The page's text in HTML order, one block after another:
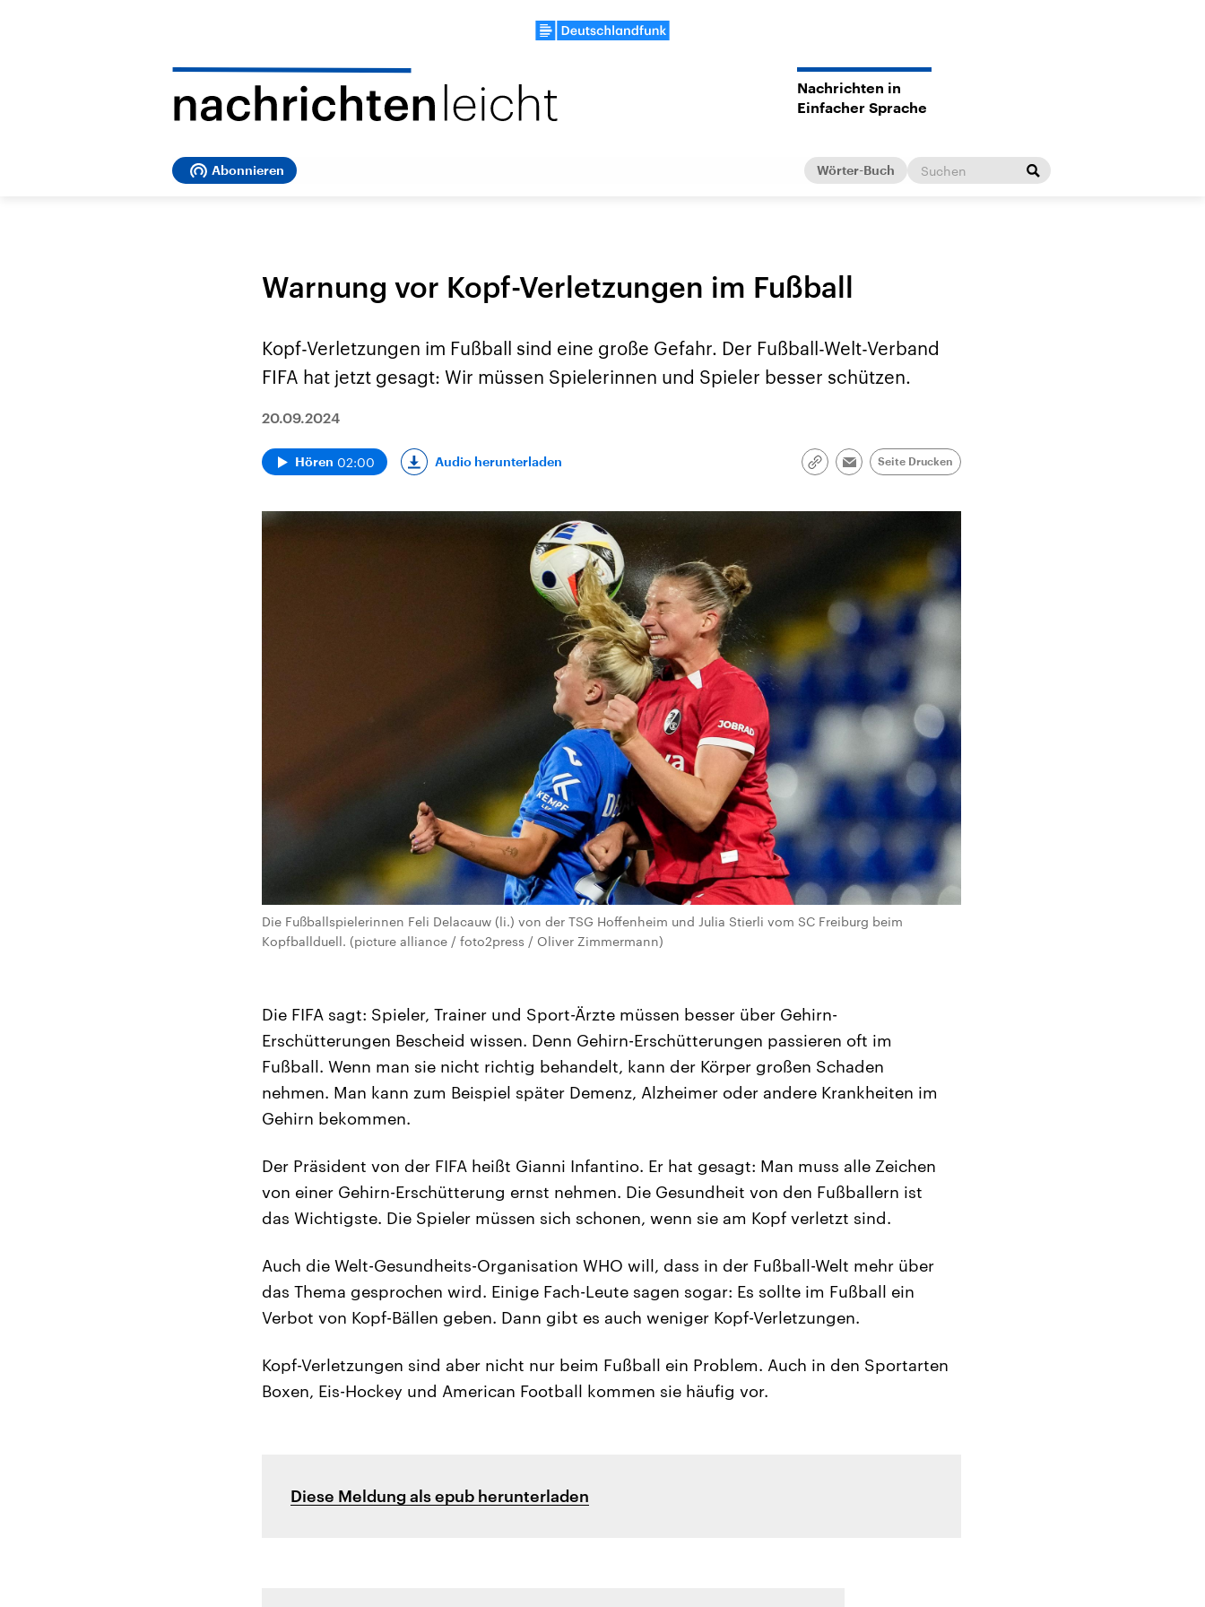
Nachrichten in
Einfacher Sprache
Abonnieren Wörter-Buch
Warnung vor Kopf-Verletzungen im Fußball
Kopf-Verletzungen im Fußball sind eine große Gefahr. Der Fußball-Welt-Verband
FIFA hat jetzt gesagt: Wir müssen Spielerinnen und Spieler besser schützen.
20.09.2024
Hören 02:00 Audio herunterladen
Link
Email
Seite Drucken
Die Fußballspielerinnen Feli Delacauw (li.) von der TSG Hoffenheim und Julia Stierli vom SC Freiburg beim
Kopfballduell. (picture alliance / foto2press / Oliver Zimmermann)
Die FIFA sagt: Spieler, Trainer und Sport-Ärzte müssen besser über Gehirn-
Erschütterungen Bescheid wissen. Denn Gehirn-Erschütterungen passieren oft im
Fußball. Wenn man sie nicht richtig behandelt, kann der Körper großen Schaden
nehmen. Man kann zum Beispiel später Demenz, Alzheimer oder andere Krankheiten im
Gehirn bekommen.
Der Präsident von der FIFA heißt Gianni Infantino. Er hat gesagt: Man muss alle Zeichen
von einer Gehirn-Erschütterung ernst nehmen. Die Gesundheit von den Fußballern ist
das Wichtigste. Die Spieler müssen sich schonen, wenn sie am Kopf verletzt sind.
Auch die Welt-Gesundheits-Organisation WHO will, dass in der Fußball-Welt mehr über
das Thema gesprochen wird. Einige Fach-Leute sagen sogar: Es sollte im Fußball ein
Verbot von Kopf-Bällen geben. Dann gibt es auch weniger Kopf-Verletzungen.
Kopf-Verletzungen sind aber nicht nur beim Fußball ein Problem. Auch in den Sportarten
Boxen, Eis-Hockey und American Football kommen sie häufig vor.
Diese Meldung als epub herunterladen